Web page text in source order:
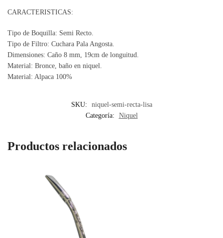
CARACTERISTICAS:
Tipo de Boquilla: Semi Recto.
Tipo de Filtro: Cuchara Pala Angosta.
Dimensiones: Caño 8 mm, 19cm de longuitud.
Material: Bronce, baño en niquel.
Material: Alpaca 100%
SKU:
niquel-semi-recta-lisa
Categoría:
Niquel
Productos relacionados